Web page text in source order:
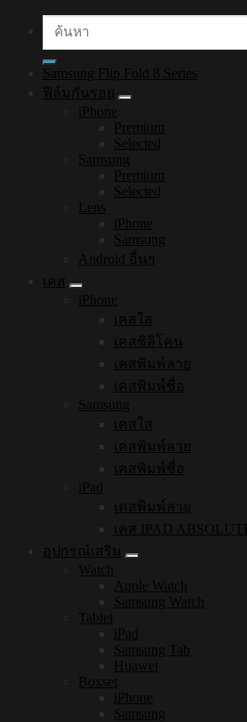
ค้นหา:
Samsung Flip Fold 8 Series
ฟิล์มกันรอย
iPhone
Premium
Selected
Samsung
Premium
Selected
Lens
iPhone
Samsung
Android อื่นๆ
เคส
iPhone
เคสใส
เคสซิลิโคน
เคสพิมพ์ลาย
เคสพิมพ์ชื่อ
Samsung
เคสใส
เคสพิมพ์ลาย
เคสพิมพ์ชื่อ
iPad
เคสพิมพ์ลาย
เคส IPAD ABSOLUTE
อุปกรณ์เสริม
Watch
Apple Watch
Samsung Watch
Tablet
iPad
Samsung Tab
Huawei
Boxset
iPhone
Samsung